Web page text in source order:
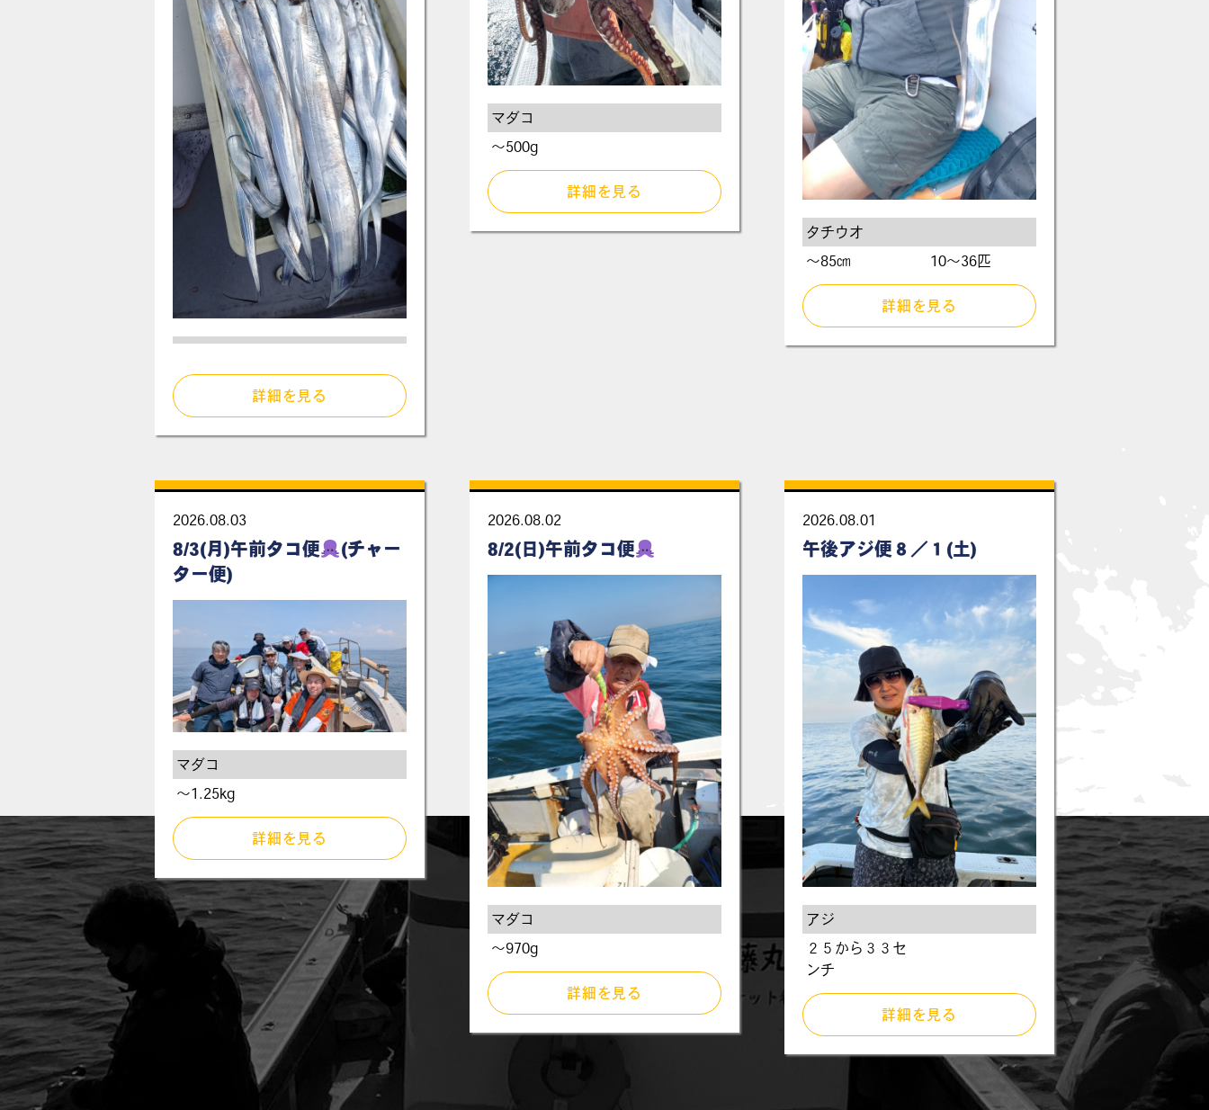
詳細を見る
マダコ
～500g
詳細を見る
タチウオ
〜85㎝
10～36匹
詳細を見る
2026.08.03
8/3(月)午前タコ便
(チャー
ター便)
マダコ
〜1.25kg
詳細を見る
2026.08.02
8/2(日)午前タコ便
マダコ
～970g
詳細を見る
2026.08.01
午後アジ便８／１(土)
アジ
２５から３３セ
ンチ
詳細を見る